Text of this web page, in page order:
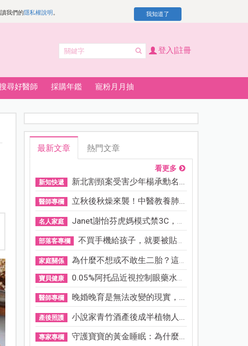
我們的隱私權說明 。 我知道了
登入|註冊
尋好醫師 採購年鑑 寵粉月月抽
最新文章 熱門文章
看更多
新知快遞 新北割頸案受害少年楊承勳名...
醫師專欄 立秋後秋燥來襲！中醫教養肺...
名人家庭 Janet謝怡芬虎媽模式禁3C，看...
部落客專欄 不買手機給孩子，就要被貼「...
家庭關係 為什麼不想或不敢生二胎？這8...
寶貝健康 0.05%阿托品近視控制眼藥水納...
醫師專欄 晚婚晚育是無法改變的現實，...
產後照護 小說家青竹酒產後成半植物人...
專家專欄 守護寶寶的黃金睡眠：為什麼...